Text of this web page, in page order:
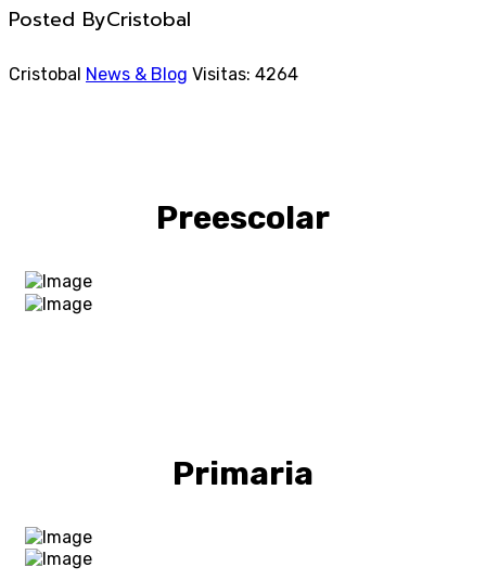
Posted ByCristobal
Cristobal News & Blog Visitas: 4264
Preescolar
Primaria